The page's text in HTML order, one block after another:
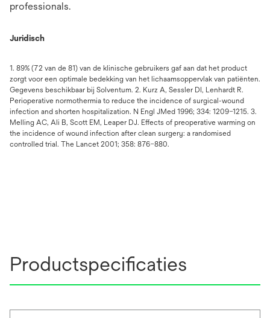
professionals.
Juridisch
1. 89% (72 van de 81) van de klinische gebruikers gaf aan dat het product
zorgt voor een optimale bedekking van het lichaamsoppervlak van patiënten.
Gegevens beschikbaar bij Solventum. 2. Kurz A, Sessler DI, Lenhardt R.
Perioperative normothermia to reduce the incidence of surgical-wound
infection and shorten hospitalization. N Engl JMed 1996; 334: 1209–1215. 3.
Melling AC, Ali B, Scott EM, Leaper DJ. Effects of preoperative warming on
the incidence of wound infection after clean surgery: a randomised
controlled trial. The Lancet 2001; 358: 876–880.
Productspecificaties